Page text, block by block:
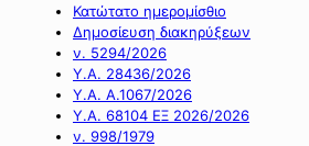
Κατώτατο ημερομίσθιο
Δημοσίευση διακηρύξεων
ν. 5294/2026
Υ.Α. 28436/2026
Υ.Α. Α.1067/2026
Υ.Α. 68104 ΕΞ 2026/2026
ν. 998/1979